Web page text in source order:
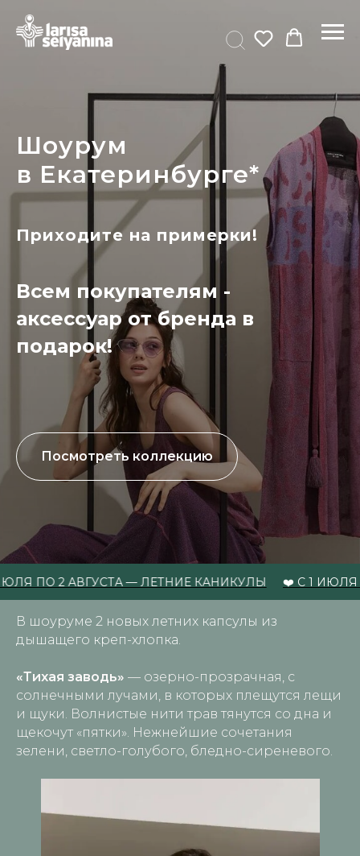
Шоурум
в Екатеринбурге*
Приходите на примерки!
Всем покупателям -
аксессуар от бренда в
подарок!
Посмотреть коллекцию
2 АВГУСТА — ЛЕТНИЕ КАНИКУЛЫ ❤️ С 1 ИЮЛЯ ПО 2
В шоуруме 2 новых летних капсулы из
дышащего креп-хлопка.
«Тихая заводь» — озерно-прозрачная, с
солнечными лучами, в которых плещутся лещи
и щуки. Волнистые нити трав тянутся со дна и
щекочут «пятки». Нежнейшие сочетания
зелени, светло-голубого, бледно-сиреневого.